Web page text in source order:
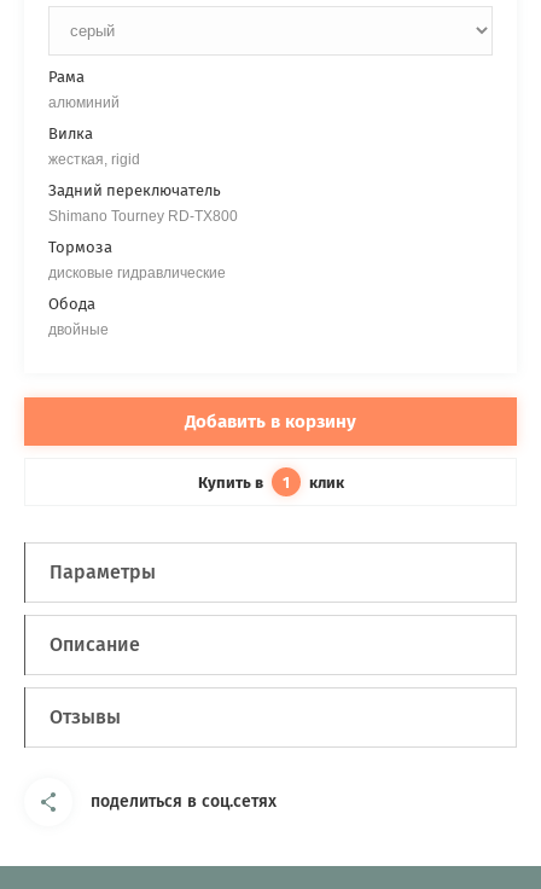
Рама
алюминий
Вилка
жесткая, rigid
Задний переключатель
Shimano Tourney RD-TX800
Тормоза
дисковые гидравлические
Обода
двойные
Добавить в корзину
Купить в 1 клик
Параметры
Описание
Отзывы
поделиться в соц.сетях